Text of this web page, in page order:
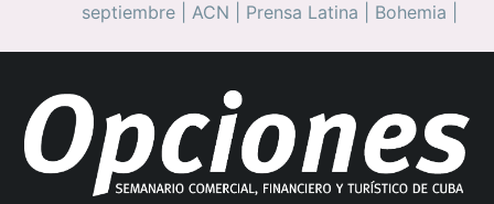
septiembre| ACN Prensa Latina Bohemia